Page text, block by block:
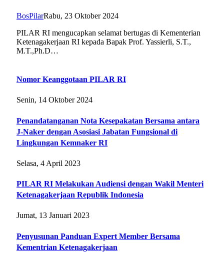
BosPilarRabu, 23 Oktober 2024
PILAR RI mengucapkan selamat bertugas di Kementerian
Ketenagakerjaan RI kepada Bapak Prof. Yassierli, S.T.,
M.T.,Ph.D…
Nomor Keanggotaan PILAR RI
Senin, 14 Oktober 2024
Penandatanganan Nota Kesepakatan Bersama antara
J-Naker dengan Asosiasi Jabatan Fungsional di
Lingkungan Kemnaker RI
Selasa, 4 April 2023
PILAR RI Melakukan Audiensi dengan Wakil Menteri
Ketenagakerjaan Republik Indonesia
Jumat, 13 Januari 2023
Penyusunan Panduan Expert Member Bersama
Kementrian Ketenagakerjaan